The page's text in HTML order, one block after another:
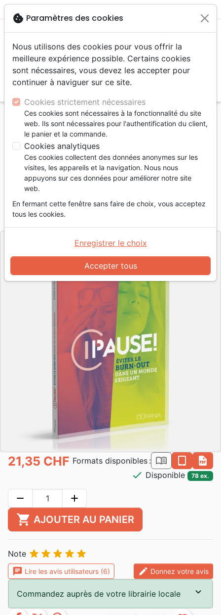
menu
Accueil Livres
Souffrance, Relation d'aide
Pause! - Éviter le burn-out dans un monde exigeant
Pause!
Éviter le burn-out dans un monde
exigeant
Auteur :
RéférenceOUR2049 EAN 9782889130498
Ourania
21,35 CHF Formats disponibles : book_open epub
pdf
check Disponible 78 ex.
remove add
shopping_cart AJOUTER AU PANIER
Note     
chat Lire les avis utilisateurs (6) edit Donnez votre avis
Commandez auprès de votre librairie locale
cookie Paramètres des cookies
Nous utilisons des cookies pour vous offrir la
meilleure expérience possible. Certains cookies
sont nécessaires, vous devez les accepter pour
continuer à naviguer sur ce site.
Cookies strictement nécessaires
Ces cookies sont nécessaires à la fonctionnalité du site
web. Ils sont nécessaires pour l'authentification du client,
le panier et la commande.
Cookies analytiques
Ces cookies collectent des données anonymes sur les
visites, les appareils et la navigation. Nous nous
appuyons sur ces données pour améliorer notre site
web.
En fermant cette fenêtre sans faire de choix, vous acceptez
tous les cookies.
Accepter tous
Enregistrer le choix